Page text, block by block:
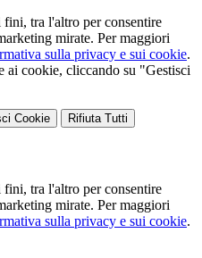
tra l'altro per consentire
mirate. Per maggiori
sulla privacy e sui cookie.
ai cookie, cliccando su "Gestisci
Cookie Rifiuta Tutti
tra l'altro per consentire
mirate. Per maggiori
sulla privacy e sui cookie.